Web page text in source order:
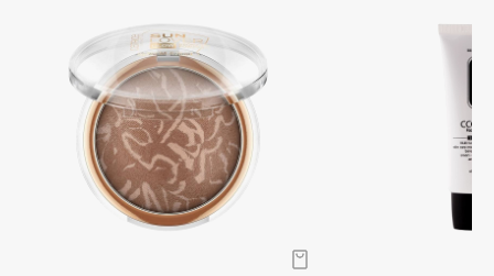
Biodance
Bioderma
Biorepair